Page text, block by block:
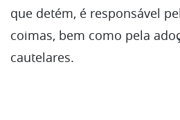
que detém, é responsável
coimas, bem como pela
cautelares.